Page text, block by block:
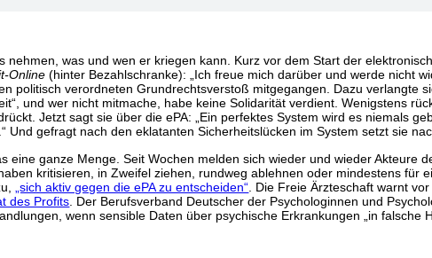
was und wen er kriegen kann. Kurz vor dem Start der
Online (hinter Bezahlschranke): „Ich freue mich darüber und werde nicht
politisch verordneten Grundrechtsverstoß mitgegangen. Dazu verlangte
und wer nicht mitmache, habe keine Solidarität verdient. Wenigstens
Jetzt sagt sie über die ePA: „Ein perfektes System wird es niemals
Und gefragt nach den eklatanten Sicherheitslücken im System setzt sie
ganze Menge. Seit Wochen melden sich wieder und wieder Akteure
kritisieren, in Zweifel ziehen, rundweg ablehnen oder mindestens für
„sich aktiv gegen die ePA zu entscheiden“ . Die Freie Ärzteschaft warnt
des Profits . Der Berufsverband Deutscher der Psychologinnen und
wenn sensible Daten über psychische Erkrankungen „in falsche